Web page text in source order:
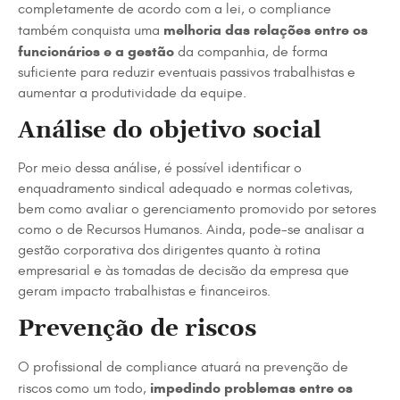
completamente de acordo com a lei, o compliance
também conquista uma melhoria das relações entre os
funcionários e a gestão da companhia, de forma
suficiente para reduzir eventuais passivos trabalhistas e
aumentar a produtividade da equipe.
Análise do objetivo social
Por meio dessa análise, é possível identificar o
enquadramento sindical adequado e normas coletivas,
bem como avaliar o gerenciamento promovido por setores
como o de Recursos Humanos. Ainda, pode-se analisar a
gestão corporativa dos dirigentes quanto à rotina
empresarial e às tomadas de decisão da empresa que
geram impacto trabalhistas e financeiros.
Prevenção de riscos
O profissional de compliance atuará na prevenção de
riscos como um todo, impedindo problemas entre os